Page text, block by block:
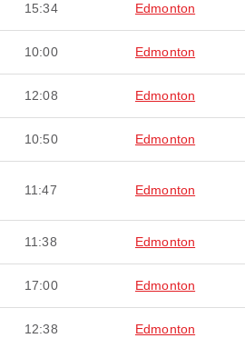
15:34 Edmonton
10:00 Edmonton
12:08 Edmonton
10:50 Edmonton
11:47 Edmonton
11:38 Edmonton
17:00 Edmonton
12:38 Edmonton